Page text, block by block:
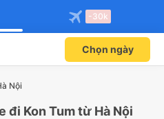
-30k
Chọn ngày
Nội
đi Kon Tum từ Hà Nội